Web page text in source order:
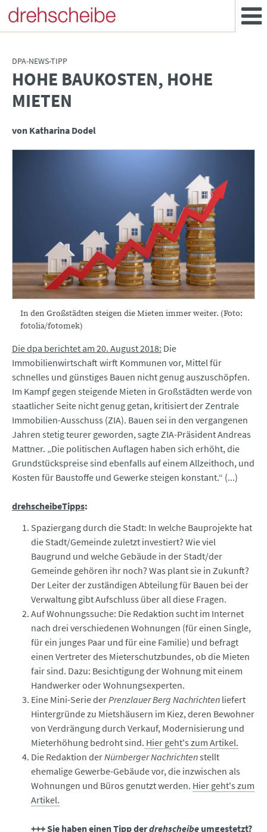
DPA-NEWS-TIPP
:HOHE BAUKOSTEN, HOHE
MIETEN
von Katharina Dodel
In den Großstädten steigen die Mieten immer weiter. (Foto:
fotolia/fotomek)
Die dpa berichtet am 20. August 2018: Die
Immobilienwirtschaft wirft Kommunen vor, Mittel für
schnelles und günstiges Bauen nicht genug auszuschöpfen.
Im Kampf gegen steigende Mieten in Großstädten werde von
staatlicher Seite nicht genug getan, kritisiert der Zentrale
Immobilien-Ausschuss (ZIA). Bauen sei in den vergangenen
Jahren stetig teurer geworden, sagte ZIA-Präsident Andreas
Mattner. „Die politischen Auflagen haben sich erhöht, die
Grundstückspreise sind ebenfalls auf einem Allzeithoch, und
Kosten für Baustoffe und Gewerke steigen konstant.“ (...)
drehscheibeTipps:
Spaziergang durch die Stadt: In welche Bauprojekte hat
die Stadt/Gemeinde zuletzt investiert? Wie viel
Baugrund und welche Gebäude in der Stadt/der
Gemeinde gehören ihr noch? Was plant sie in Zukunft?
Der Leiter der zuständigen Abteilung für Bauen bei der
Verwaltung gibt Aufschluss über all diese Fragen.
Auf Wohnungssuche: Die Redaktion sucht im Internet
nach drei verschiedenen Wohnungen (für einen Single,
für ein junges Paar und für eine Familie) und befragt
einen Vertreter des Mieterschutzbundes, ob die Mieten
fair sind. Dazu: Besichtigung der Wohnung mit einem
Handwerker oder Wohnungsexperten.
Eine Mini-Serie derPrenzlauer Berg Nachrichten liefert
Hintergründe zu Mietshäusern im Kiez, deren Bewohner
von Verdrängung durch Verkauf, Modernisierung und
Mieterhöhung bedroht sind. Hier geht's zum Artikel.
Die Redaktion derNürnberger Nachrichtenstellt
ehemalige Gewerbe-Gebäude vor, die inzwischen als
Wohnungen und Büros genutzt werden. Hier geht's zum
Artikel.
+++ Sie haben einen Tipp derdrehscheibe umgestetzt?